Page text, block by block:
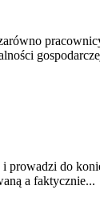
prowadzi do
a faktycznie...